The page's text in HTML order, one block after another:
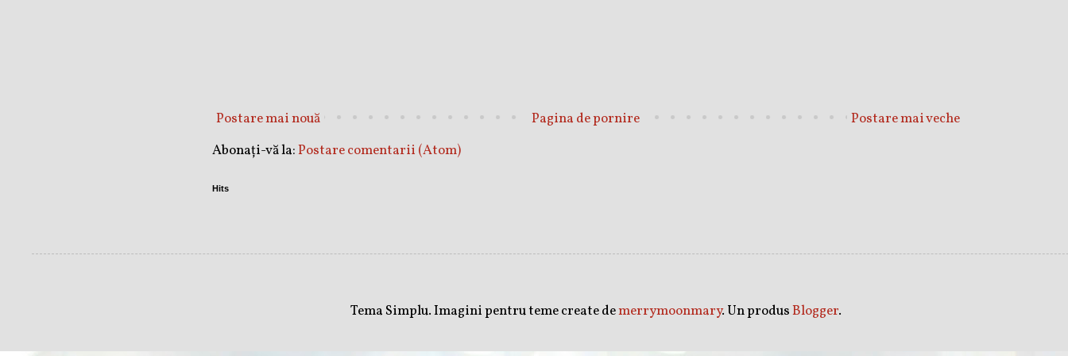
Postare mai nouă Postare mai veche
Pagina de pornire
Abonați-vă la:Postare comentarii (Atom)
Hits
Tema Simplu. Imagini pentru teme create demerrymoonmary. Un produsBlogger.